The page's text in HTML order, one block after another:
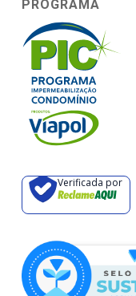
PROGRAMA
Verificada por